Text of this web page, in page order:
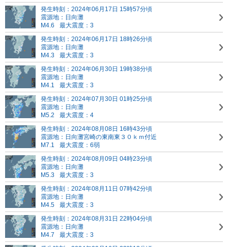
発生時刻：2024年06月17日 15時57分頃
震源地：日向灘
M4.6
最大震度：3
発生時刻：2024年06月17日 18時26分頃
震源地：日向灘
M4.3
最大震度：3
発生時刻：2024年06月30日 19時38分頃
震源地：日向灘
M4.1
最大震度：3
発生時刻：2024年07月30日 01時25分頃
震源地：日向灘
M5.2
最大震度：4
発生時刻：2024年08月08日 16時43分頃
震源地：日向灘宮崎の東南東３０ｋｍ付近
M7.1
最大震度：6弱
発生時刻：2024年08月09日 04時23分頃
震源地：日向灘
M5.3
最大震度：3
発生時刻：2024年08月11日 07時42分頃
震源地：日向灘
M4.5
最大震度：3
発生時刻：2024年08月31日 22時04分頃
震源地：日向灘
M4.7
最大震度：3